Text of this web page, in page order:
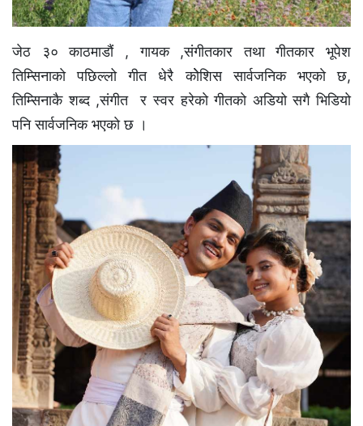
जेठ ३० काठमाडौं , गायक ,संगीतकार तथा गीतकार भूपेश
तिम्सिनाकाे पछिल्लो गीत धेरै काेेशिस सार्वजनिक भएकाे छ,
तिम्सिनाकै शब्द ,संगीत र स्वर हरेकाे गीतकाे अडियो सगै भिडियो
पनि सार्वजनिक भएकाे छ ।